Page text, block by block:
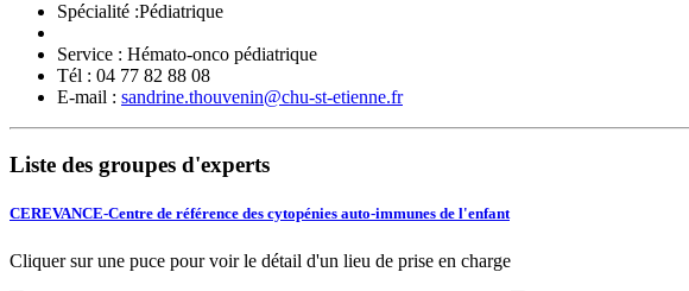
Spécialité :Pédiatrique
Service : Hémato-onco pédiatrique
Tél : 04 77 82 88 08
E-mail : sandrine.thouvenin@chu-st-etienne.fr
Liste des groupes d'experts
CEREVANCE-Centre de référence des cytopénies auto-immunes de l'enfant
Cliquer sur une puce pour voir le détail d'un lieu de prise en charge